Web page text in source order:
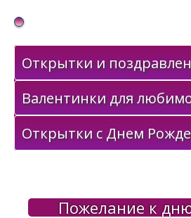
Gif Открытки в подарок
Открытки и
Валентинки для
Открытки с Днем
Пожелание к